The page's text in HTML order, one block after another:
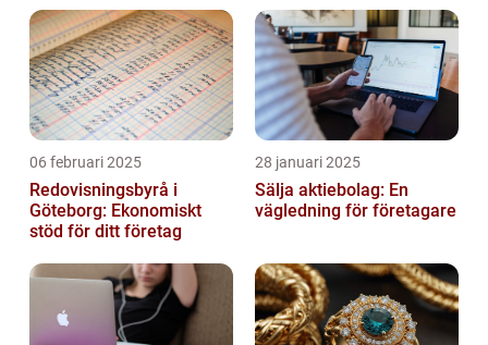
06 februari 2025
Redovisningsbyrå i
Göteborg: Ekonomiskt
stöd för ditt företag
28 januari 2025
Sälja aktiebolag: En
vägledning för företagare